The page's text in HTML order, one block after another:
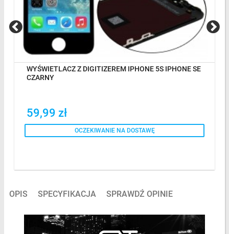
WYŚWIETLACZ Z DIGITIZEREM IPHONE 5S IPHONE SE
CZARNY
59,99 zł
OCZEKIWANIE NA DOSTAWĘ
OPIS SPECYFIKACJA SPRAWDŹ OPINIE